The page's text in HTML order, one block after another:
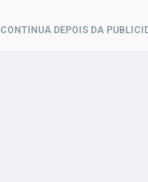
CONTINUA DEPOIS DA